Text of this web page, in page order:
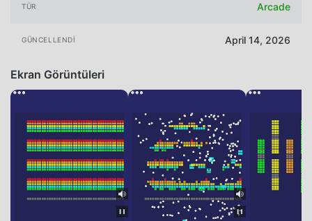
TÜR Arcade
GÜNCELLENDI April 14, 2026
Ekran Görüntüleri